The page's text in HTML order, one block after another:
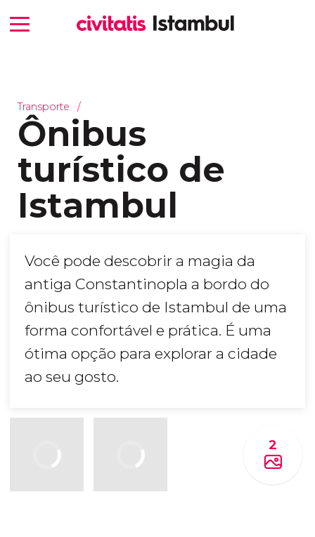
Transporte
Ônibus
turístico de
Istambul
Você pode descobrir a magia da
antiga Constantinopla a bordo do
ônibus turístico de Istambul de uma
forma confortável e prática. É uma
ótima opção para explorar a cidade
ao seu gosto.
2